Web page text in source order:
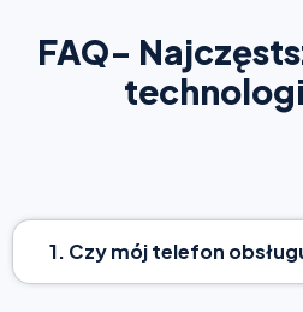
FAQ-
1. Czy mój telefon